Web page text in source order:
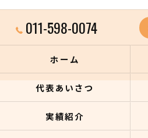
011-598-0074
ホーム
代表あいさつ
実績紹介